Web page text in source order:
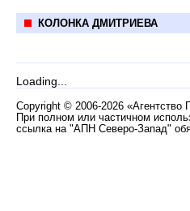
КОЛОНКА ДМИТРИЕВА
Loading...
Copyright © 2006-2026 «Агентство
При полном или частичном
ссылка на "АПН Северо-Запад"